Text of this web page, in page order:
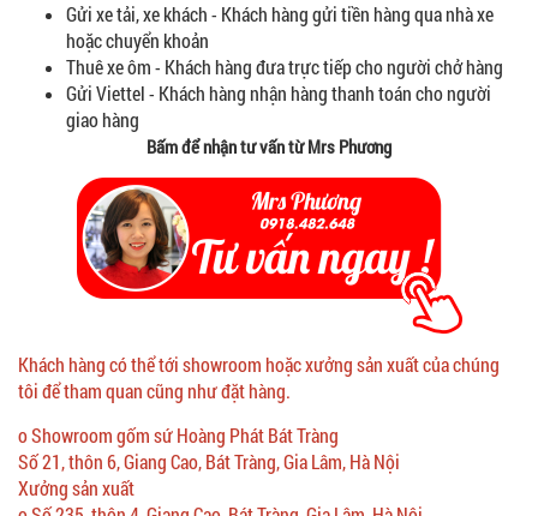
Gửi xe tải, xe khách - Khách hàng gửi tiền hàng qua nhà xe
hoặc chuyển khoản
Thuê xe ôm - Khách hàng đưa trực tiếp cho người chở hàng
Gửi Viettel - Khách hàng nhận hàng thanh toán cho người
giao hàng
Bấm để nhận tư vấn từ Mrs Phương
Khách hàng có thể tới showroom hoặc xưởng sản xuất của chúng
tôi để tham quan cũng như đặt hàng.
o Showroom gốm sứ Hoàng Phát Bát Tràng
Số 21, thôn 6, Giang Cao, Bát Tràng, Gia Lâm, Hà Nội
Xưởng sản xuất